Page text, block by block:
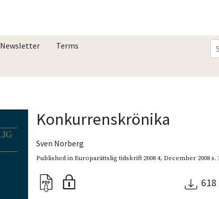
Newsletter Terms
Konkurrenskrönika
Sven Norberg
Published inEuroparättslig tidskrift 2008 4,December 2008s.
618